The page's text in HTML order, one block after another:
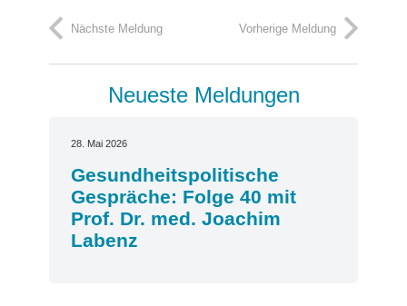
Nächste Meldung Vorherige Meldung
Neueste Meldungen
28. Mai 2026
Gesundheitspolitische
Gespräche: Folge 40 mit
Prof. Dr. med. Joachim
Labenz